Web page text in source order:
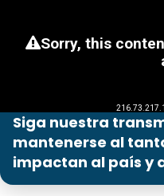
Siga nuestra
mantenerse al
impactan al país y
Programas